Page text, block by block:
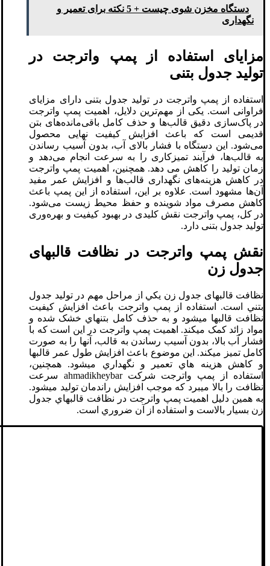
دستگاه مخزن شوی چیست + 5 نکته برای تعمیر و
نگهداری
مزایای استفاده از پمپ واترجت در
تولید جدول بتنی
استفاده از پمپ واترجت در تولید جدول بتنی دارای مزایای
فراوانی است. یکی از مهم‌ترین دلایل، اهمیت پمپ واترجت
در پاک‌سازی دقیق قالب‌ها و حذف کامل باقی‌مانده‌های بتن
قدیمی است که باعث افزایش کیفیت نهایی محصول
می‌شود. این دستگاه با فشار بالای آب، بدون آسیب رساندن
به قالب‌ها، فرآیند تمیزکاری را به سرعت انجام می‌دهد و
زمان تولید را کاهش می‌ دهد. همچنین، اهمیت پمپ واترجت
در کاهش هزینه‌های نگهداری قالب‌ها و افزایش عمر مفید
آن‌ها مشهود است. علاوه بر این، استفاده از این پمپ باعث
کاهش مصرف مواد شوینده و حفظ محیط زیست می‌شود.
در کل، پمپ واترجت نقش کلیدی در بهبود کیفیت و بهره‌وری
تولید جدول بتنی دارد.
نقش پمپ واترجت در نظافت قالبهای
جدول زن
نظافت قالبهای جدول زن يکي از مراحل مهم در توليد جدول
بتني است. استفاده از پمپ واترجت باعث افزايش کيفيت
نظافت قالبها ميشود و به حذف کامل بتنهاي خشک شده و
مواد زائد کمک ميکند. اهميت پمپ واترجت در اين است که با
فشار آب بالا، بدون آسيب رساندن به قالب، آنها را به صورت
کامل تميز ميکند. اين موضوع باعث افزايش طول عمر قالبها
و کاهش هزينه هاي تعمير و نگهداري ميشود. همچنين،
استفاده از پمپ واترجت شرکت ahmadikheybar سرعت
نظافت را بالا ميبرد که موجب افزايش راندمان توليد ميشود.
به همين دليل اهميت پمپ واترجت در نظافت قالبهاي جدول
زن بسيار بالاست و استفاده از آن ضروري است.